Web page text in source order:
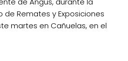
Remates y Exposiciones
martes en Cañuelas, en el